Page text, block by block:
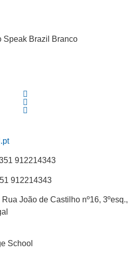
912214343
912214343
João de Castilho nº16, 3ºesq.,
School